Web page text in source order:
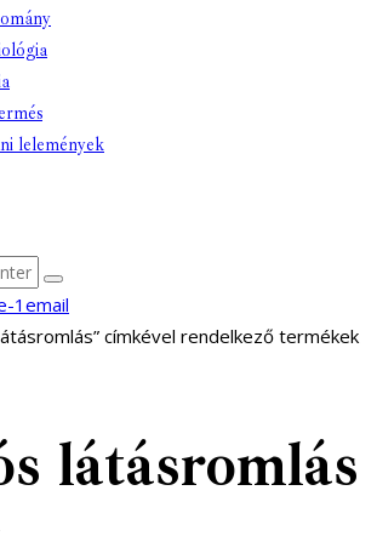
lelemények
1 email
címkével rendelkező termékek
látásromlás